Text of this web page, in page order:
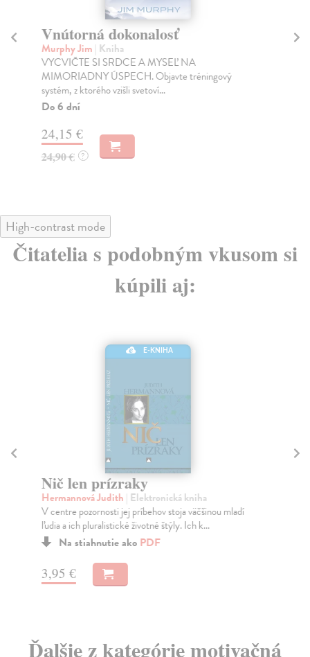
Vnútorná dokonalosť
Murphy Jim | Kniha
VYCVIČTE SI SRDCE A MYSEĽ NA
MIMORIADNY ÚSPECH. Objavte tréningový
systém, z ktorého vzišli svetoví...
Do 6 dní
24,15 €
24,90 € ?
High-contrast mode
Čitatelia s podobným vkusom si
kúpili aj:
E-KNIHA
Nič len prízraky
Hermannová Judith | Elektronická kniha
V centre pozornosti jej príbehov stoja väčšinou mladí
ľudia a ich pluralistické životné štýly. Ich k...
Na stiahnutie ako PDF
3,95 €
Ďalšie z kategórie motivačná